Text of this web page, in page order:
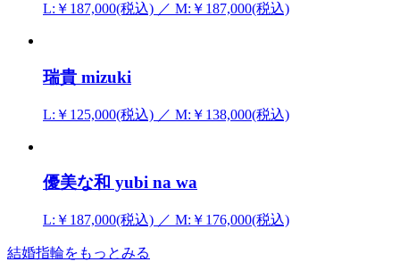
L:￥187,000(税込) ／ M:￥187,000(税込)
瑞貴 mizuki
L:￥125,000(税込) ／ M:￥138,000(税込)
優美な和 yubi na wa
L:￥187,000(税込) ／ M:￥176,000(税込)
結婚指輪をもっとみる